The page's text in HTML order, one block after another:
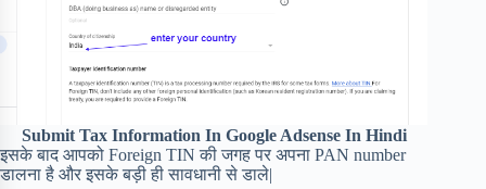
Submit Tax Information In Google Adsense In Hindi
इसके बाद आपको Foreign TIN की जगह पर अपना PAN number
डालना है और इसके बड़ी ही सावधानी से डाले|